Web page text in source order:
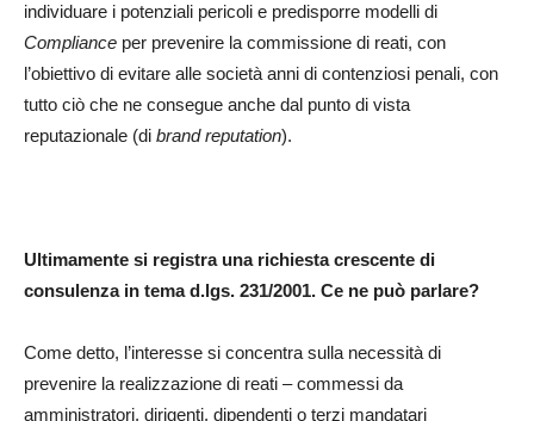
individuare i potenziali pericoli e predisporre modelli di
Compliance per prevenire la commissione di reati, con
l’obiettivo di evitare alle società anni di contenziosi penali, con
tutto ciò che ne consegue anche dal punto di vista
reputazionale (di brand reputation).
Ultimamente si registra una richiesta crescente di
consulenza in tema d.lgs. 231/2001. Ce ne può parlare?
Come detto, l’interesse si concentra sulla necessità di
prevenire la realizzazione di reati – commessi da
amministratori, dirigenti, dipendenti o terzi mandatari